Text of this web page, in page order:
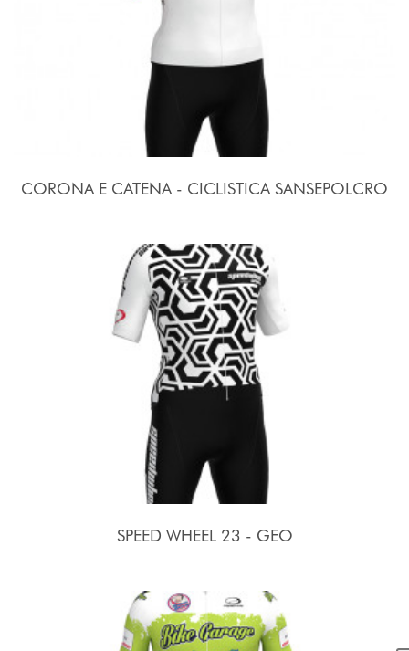
CORONA E CATENA - CICLISTICA SANSEPOLCRO
SPEED WHEEL 23 - GEO